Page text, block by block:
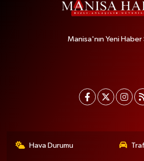
Manisa'nın Yeni Haber
Hava Durumu